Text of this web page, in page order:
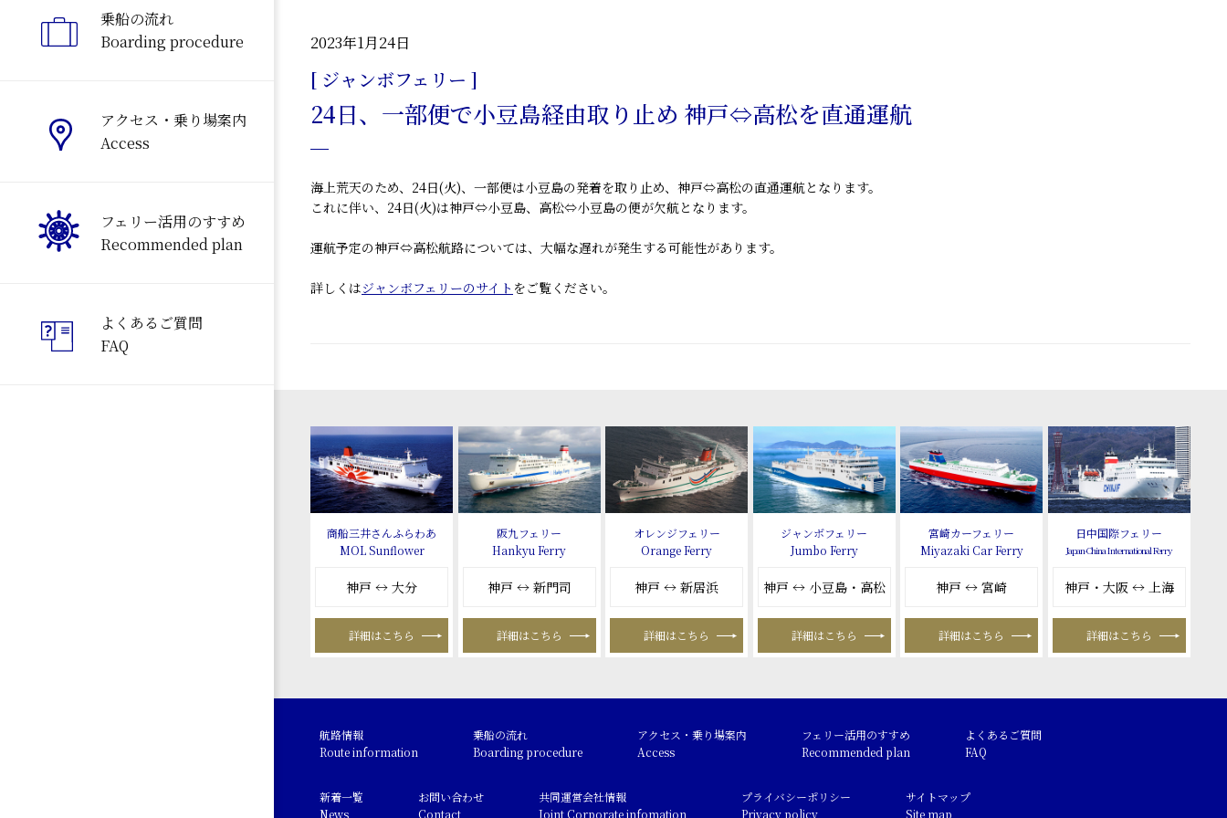
乗船の流れ
Boarding procedure
アクセス・乗り場案内
Access
フェリー活用のすすめ
Recommended plan
よくあるご質問
FAQ
2023年1月24日
[ ジャンボフェリー ]
24日、一部便で小豆島経由取り止め 神戸⇔高松を直通運航
海上荒天のため、 24日(火)、一部便は小豆島の発着を取り止め、神戸⇔高松の直通運航となります。
これに伴い、24日(火)は神戸⇔小豆島、高松⇔小豆島の便が欠航となります。
運航予定の神戸⇔高松航路については、大幅な遅れが発生する可能性があります。
詳しくはジャンボフェリーのサイト をご覧ください。
商船三井さんふらわあ
MOL Sunflower
神戸 ↔ 大分
詳細はこちら
阪九フェリー
Hankyu Ferry
神戸 ↔ 新門司
詳細はこちら
オレンジフェリー
Orange Ferry
神戸 ↔ 新居浜
詳細はこちら
ジャンボフェリー
Jumbo Ferry
神戸 ↔ 小豆島・高松
詳細はこちら
宮崎カーフェリー
Miyazaki Car Ferry
神戸 ↔ 宮崎
詳細はこちら
日中国際フェリー
Japan-China International Ferry
神戸・大阪 ↔ 上海
詳細はこちら
航路情報
Route information
乗船の流れ
Boarding procedure
アクセス・乗り場案内
Access
フェリー活用のすすめ
Recommended plan
よくあるご質問
FAQ
新着一覧
News
お問い合わせ
Contact
共同運営会社情報
Joint Corporate infomation
プライバシーポリシー
Privacy policy
サイトマップ
Site map